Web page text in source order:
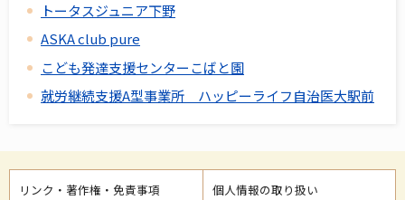
トータスジュニア下野
ASKA club pure
こども発達支援センターこばと園
就労継続支援A型事業所 ハッピーライフ自治医大駅前
リンク・著作権・免責事項 個人情報の取り扱い